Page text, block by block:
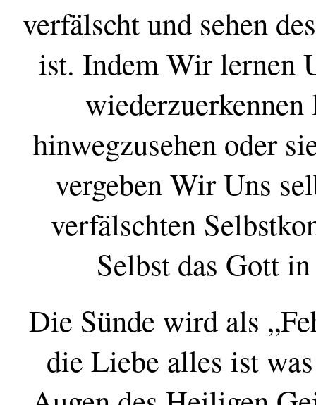
verfälscht und sehen
ist. Indem Wir lernen
hinwegzusehen oder
vergeben Wir Uns
verfälschten
Selbst das Gott
Die Sünde wird als
die Liebe alles ist